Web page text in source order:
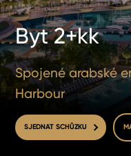
Byt 2+kk
Spojené arabské
Harbour
SJEDNAT SCHŮZKU